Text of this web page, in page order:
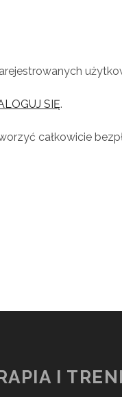
SIĘ.
całkowicie
I